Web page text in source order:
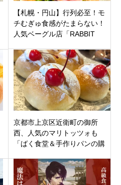
【札幌・円山】行列必至！モ
チむぎゅ食感がたまらない！
人気ベーグル店「RABBIT
が待望オープン
京都市上京区近衛町の御所
西、人気のマリトッツォも
「ばく食堂＆手作りパンの購